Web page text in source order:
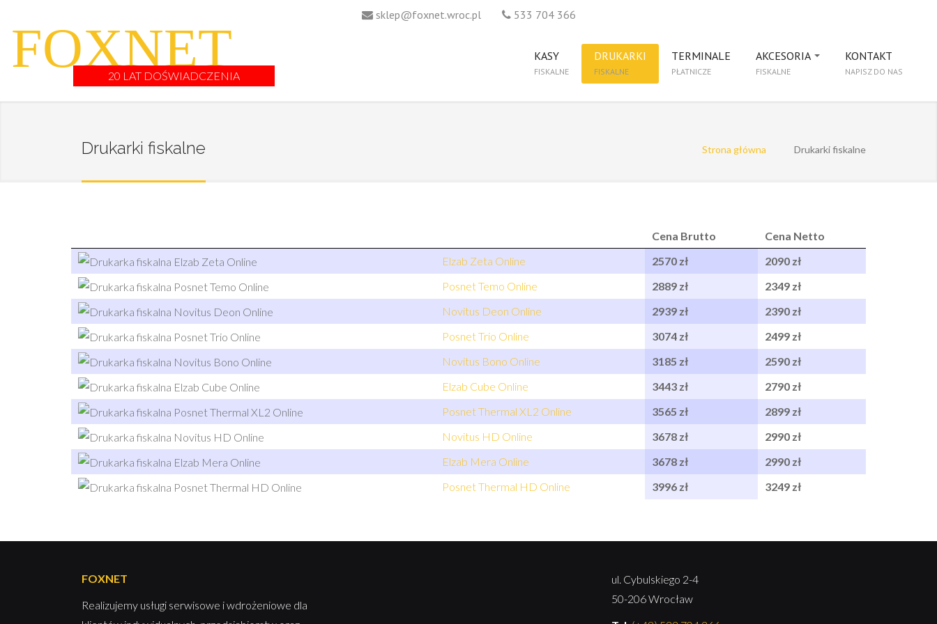
sklep@foxnet.wroc.pl 533 704 366
FOXNET
20 LAT DOŚWIADCZENIA
KASY
FISKALNE
DRUKARKI
FISKALNE
TERMINALE
PŁATNICZE
AKCESORIA
FISKALNE
KONTAKT
NAPISZ DO NAS
Drukarki fiskalne Strona główna Drukarki fiskalne
Cena Brutto
Cena Netto
Elzab Zeta Online
2570 zł
2090 zł
Posnet Temo Online
2889 zł
2349 zł
Novitus Deon Online
2939 zł
2390 zł
Posnet Trio Online
3074 zł
2499 zł
Novitus Bono Online
3185 zł
2590 zł
Elzab Cube Online
3443 zł
2790 zł
Posnet Thermal XL2 Online
3565 zł
2899 zł
Novitus HD Online
3678 zł
2990 zł
Elzab Mera Online
3678 zł
2990 zł
Posnet Thermal HD Online
3996 zł 3249 zł
FOXNET
Realizujemy usługi serwisowe i wdrożeniowe dla
ul. Cybulskiego 2-4
50-206 Wrocław